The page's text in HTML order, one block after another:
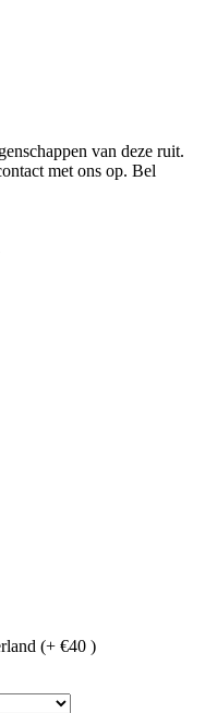
van deze ruit.
met ons op. Bel
(+ €40 )